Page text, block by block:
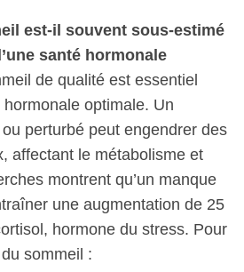
est-il souvent sous-estimé
santé hormonale
de qualité est essentiel
optimale. Un
perturbé peut engendrer des
affectant le métabolisme et
montrent qu’un manque
une augmentation de 25
hormone du stress. Pour
sommeil :